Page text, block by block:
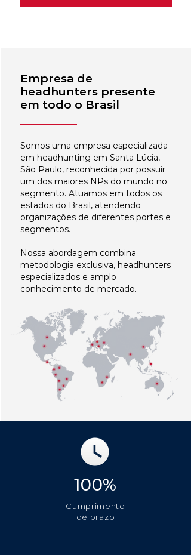
Empresa de
headhunters presente
em todo o Brasil
Somos uma empresa especializada
em headhunting em Santa Lúcia,
São Paulo, reconhecida por possuir
um dos maiores NPs do mundo no
segmento. Atuamos em todos os
estados do Brasil, atendendo
organizações de diferentes portes e
segmentos.
Nossa abordagem combina
metodologia exclusiva, headhunters
especializados e amplo
conhecimento de mercado.
100%
Cumprimento
de prazo